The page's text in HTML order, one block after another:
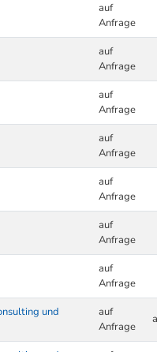
auf
Anfrage
auf
Anfrage
auf
Anfrage
auf
Anfrage
auf
Anfrage
auf
Anfrage
auf
Anfrage
und
auf
Anfrage